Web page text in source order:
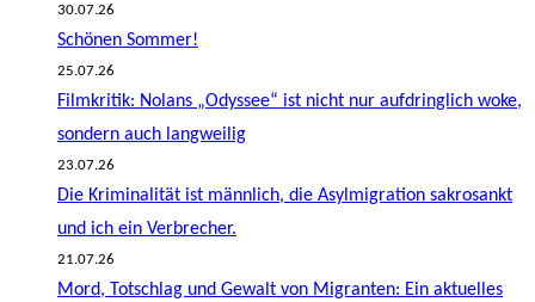
30.07.26
Schönen Sommer!
25.07.26
Filmkritik: Nolans „Odyssee“ ist nicht nur aufdringlich woke,
sondern auch langweilig
23.07.26
Die Kriminalität ist männlich, die Asylmigration sakrosankt
und ich ein Verbrecher.
21.07.26
Mord, Totschlag und Gewalt von Migranten: Ein aktuelles